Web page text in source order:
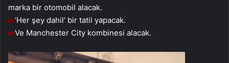
marka bir otomobil alacak.
‘Her şey dahil’ bir tatil yapacak.
Ve Manchester City kombinesi alacak.